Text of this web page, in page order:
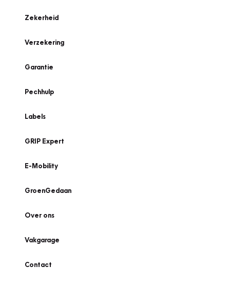
Zekerheid
Verzekering
Garantie
Pechhulp
Labels
GRIP Expert
E-Mobility
GroenGedaan
Over ons
Vakgarage
Contact